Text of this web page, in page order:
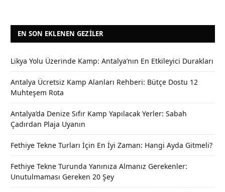
EN SON EKLENEN GEZILER
Likya Yolu Üzerinde Kamp: Antalya’nın En Etkileyici Durakları
Antalya Ücretsiz Kamp Alanları Rehberi: Bütçe Dostu 12
Muhteşem Rota
Antalya’da Denize Sıfır Kamp Yapılacak Yerler: Sabah
Çadırdan Plaja Uyanın
Fethiye Tekne Turları İçin En İyi Zaman: Hangi Ayda Gitmeli?
Fethiye Tekne Turunda Yanınıza Almanız Gerekenler:
Unutulmaması Gereken 20 Şey